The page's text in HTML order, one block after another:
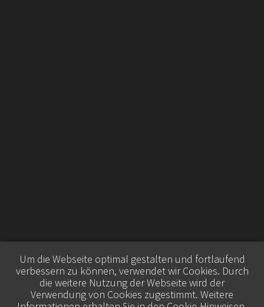
Um die Webseite optimal gestalten und fortlaufend
verbessern zu können, verwendet wir Cookies. Durch
die weitere Nutzung der Webseite wird der
Verwendung von Cookies zugestimmt. Weitere